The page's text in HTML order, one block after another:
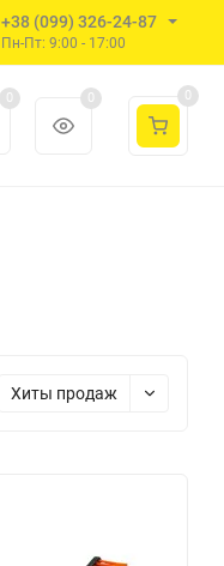
+38 (099) 326-24-87
Пн-Пт: 9:00 - 17:00
0 0 0
Хиты продаж